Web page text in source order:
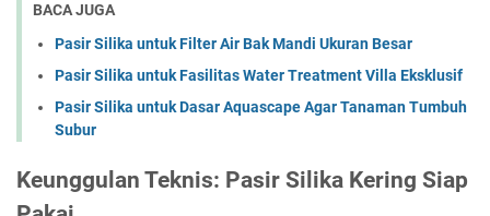
BACA JUGA
Pasir Silika untuk Filter Air Bak Mandi Ukuran Besar
Pasir Silika untuk Fasilitas Water Treatment Villa Eksklusif
Pasir Silika untuk Dasar Aquascape Agar Tanaman Tumbuh
Subur
Keunggulan Teknis: Pasir Silika Kering Siap